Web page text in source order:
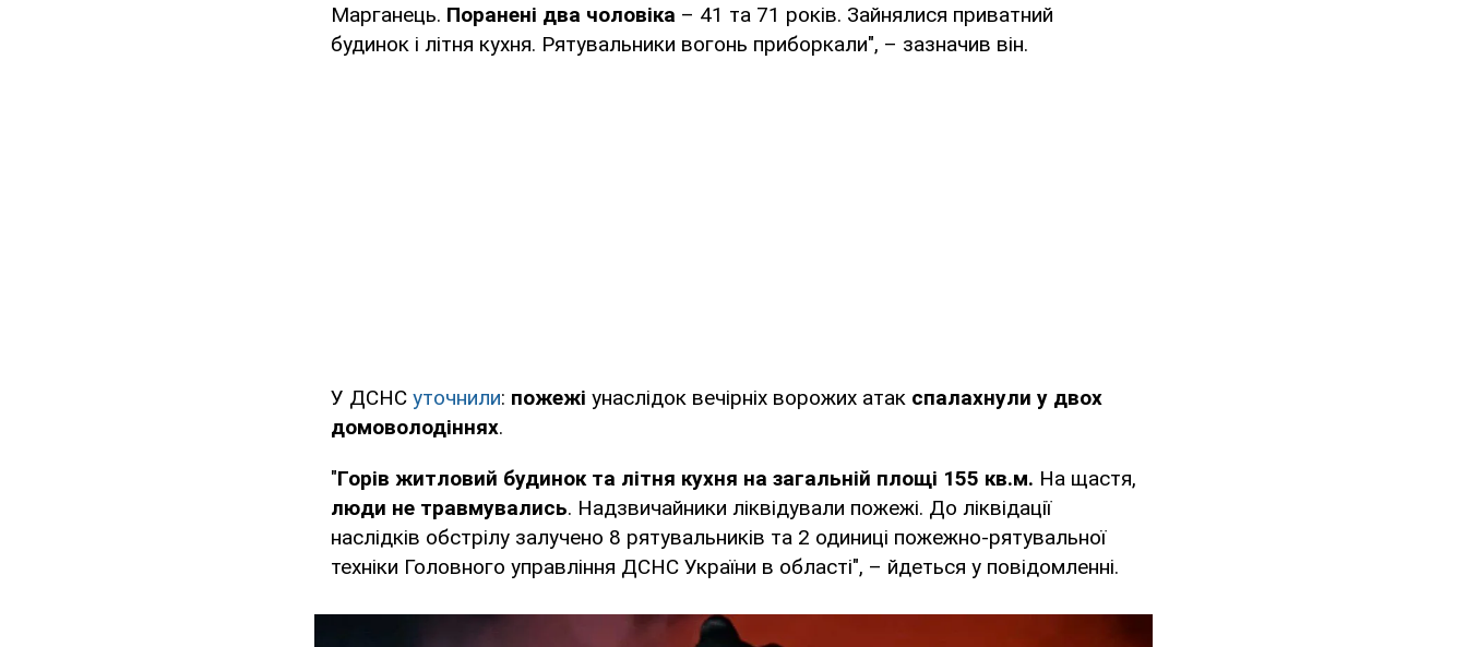
Марганець. Поранені два чоловіка – 41 та 71 років. Зайнялися приватний
будинок і літня кухня. Рятувальники вогонь приборкали", – зазначив він.
У ДСНС уточнили: пожежі унаслідок вечірніх ворожих атак спалахнули у двох
домоволодіннях.
"Горів житловий будинок та літня кухня на загальній площі 155 кв.м. На щастя,
люди не травмувались. Надзвичайники ліквідували пожежі. До ліквідації
наслідків обстрілу залучено 8 рятувальників та 2 одиниці пожежно-рятувальної
техніки Головного управління ДСНС України в області", – йдеться у повідомленні.